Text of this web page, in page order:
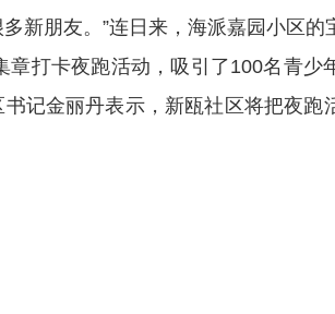
朋友。”连日来，海派嘉园小区的
打卡夜跑活动，吸引了100名青少
记金丽丹表示，新瓯社区将把夜跑